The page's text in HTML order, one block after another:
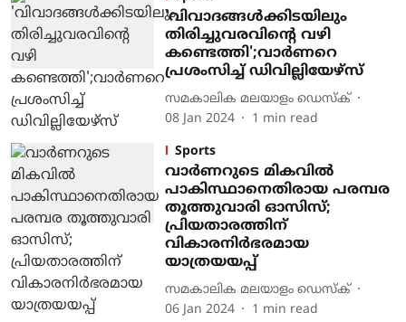
'വിവാദങ്ങള്‍ക്കിടയിലും
തിരിച്ചുവരവിന്റെ വഴി
കണ്ടെത്തി';വാര്‍ണറെ
പ്രശംസിച്ച് ഡിവില്ലിയേഴ്സ്
സമകാലിക മലയാളം ഡെസ്ക്
08 Jan 2024
1 min read
Sports
വാര്‍ണറുടെ മികവില്‍
പാകിസ്ഥാനെതിരായ പരമ്പര
തൂത്തുവാരി ഓസിസ്;
പ്രിയതാരത്തിന്
വികാരനിര്‍ഭരമായ
യാത്രയയപ്പ്
സമകാലിക മലയാളം ഡെസ്ക്
06 Jan 2024
1 min read